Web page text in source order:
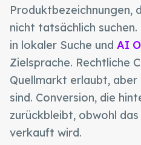
Produktbezeichnungen,
nicht tatsächlich
in lokaler Suche und AI
Zielsprache. Rechtliche
Quellmarkt erlaubt,
sind. Conversion, die
zurückbleibt, obwohl
verkauft wird.